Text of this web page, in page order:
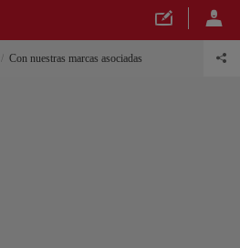
Con nuestras marcas asociadas